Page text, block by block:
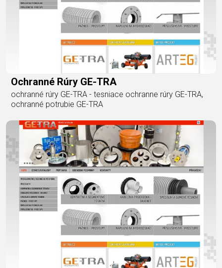
Ochranné Rúry GE-TRA
ochranné rúry GE-TRA - tesniace ochranne rúry GE-TRA,
ochranné potrubie GE-TRA